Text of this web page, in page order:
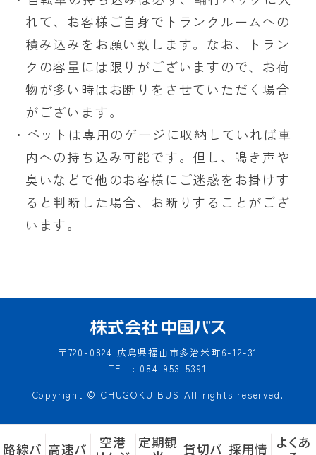
路線バ 高速バ
空港
定期観 貸切バ 採用情 よくあ
れて、お客様ご自身でトランクルームヘの
積み込みをお願い致します。なお、トラン
クの容量には限りがございますので、お荷
物が多い時はお断りをさせていただく場合
がございます。
・ペットは専用のゲージに収納していれば車
内への持ち込み可能です。但し、鳴き声や
臭いなどで他のお客様にご迷惑をお掛けす
ると判断した場合、お断りすることがござ
います。
〒720-0824 広島県福山市多治米町6-12-31
TEL : 084-953-5391
Copyright © CHUGOKU BUS All rights reserved.